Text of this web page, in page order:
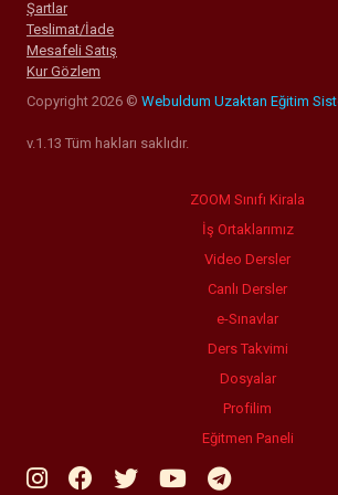
Şartlar
Teslimat/İade
Mesafeli Satış
Kur Gözlem
Copyright 2026 © Webuldum Uzaktan Eğitim
v.1.13 Tüm hakları saklıdır.
ZOOM Sınıfı Kirala
İş Ortaklarımız
Video Dersler
Canlı Dersler
e-Sınavlar
Ders Takvimi
Dosyalar
Profilim
Eğitmen Paneli